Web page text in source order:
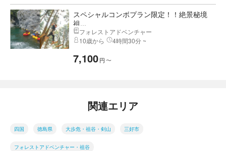
スペシャルコンボプラン限定！！絶景秘境
祖...
フォレストアドベンチャー
10歳から
4時間30分 ~
7,100円 〜
関連エリア
四国 徳島県 大歩危・祖谷・剣山 三好市
フォレストアドベンチャー・祖谷